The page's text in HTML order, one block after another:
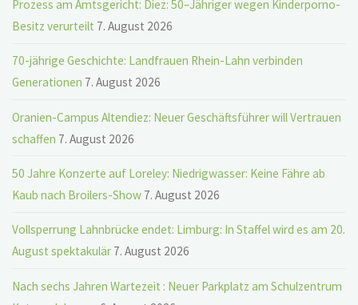
Prozess am Amtsgericht: Diez: 50–Jähriger wegen Kinderporno-
Besitz verurteilt 7. August 2026
70-jährige Geschichte: Landfrauen Rhein-Lahn verbinden
Generationen 7. August 2026
Oranien-Campus Altendiez: Neuer Geschäftsführer will Vertrauen
schaffen 7. August 2026
50 Jahre Konzerte auf Loreley: Niedrigwasser: Keine Fähre ab
Kaub nach Broilers-Show 7. August 2026
Vollsperrung Lahnbrücke endet: Limburg: In Staffel wird es am 20.
August spektakulär 7. August 2026
Nach sechs Jahren Wartezeit : Neuer Parkplatz am Schulzentrum